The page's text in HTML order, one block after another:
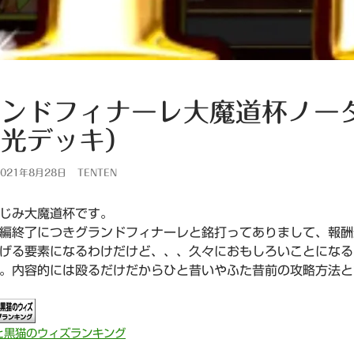
ドフィナーレ大魔道杯ノー
デッキ）
年8月28日 TENTEN
み大魔道杯です。
終了につきグランドフィナーレと銘打ってありまして、報
る要素になるわけだけど、、、久々におもしろいことにな
内容的には殴るだけだからひと昔いやふた昔前の攻略方法
黒猫のウィズランキング